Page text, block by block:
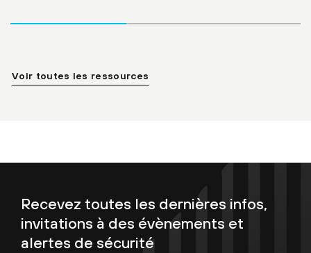
Voir toutes les ressources
Recevez toutes les dernières infos,
invitations à des évènements et
alertes de sécurité